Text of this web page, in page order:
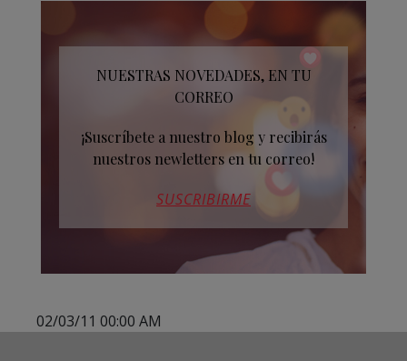
NUESTRAS NOVEDADES, EN TU
CORREO
¡Suscríbete a nuestro blog y recibirás
nuestros newletters en tu correo!
SUSCRIBIRME
02/03/11 00:00 AM